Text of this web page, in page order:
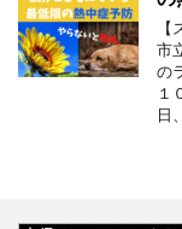
市
の
１
日